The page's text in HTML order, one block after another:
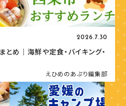
2026.7.30
め｜海鮮や定食・バイキング・
えひめのあぷり編集部